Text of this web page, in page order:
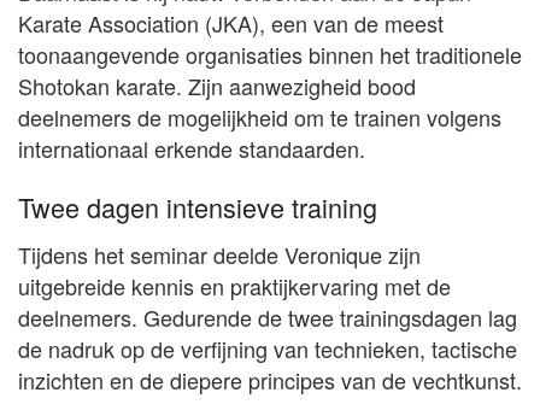
Karate Association (JKA), een van de meest
toonaangevende organisaties binnen het traditionele
Shotokan karate. Zijn aanwezigheid bood
deelnemers de mogelijkheid om te trainen volgens
internationaal erkende standaarden.
Twee dagen intensieve training
Tijdens het seminar deelde Veronique zijn
uitgebreide kennis en praktijkervaring met de
deelnemers. Gedurende de twee trainingsdagen lag
de nadruk op de verfijning van technieken, tactische
inzichten en de diepere principes van de vechtkunst.